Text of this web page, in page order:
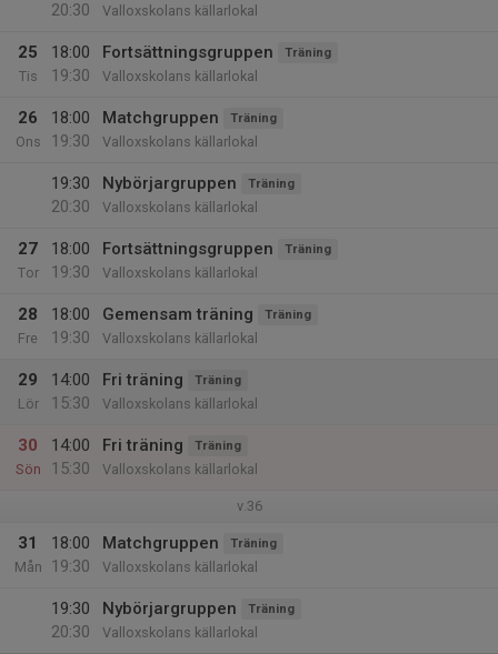
20:30
Valloxskolans källarlokal
25
Tis
18:00
19:30
Fortsättningsgruppen Träning
Valloxskolans källarlokal
26
Ons
18:00
19:30
Matchgruppen Träning
Valloxskolans källarlokal
19:30
20:30
Nybörjargruppen Träning
Valloxskolans källarlokal
27
Tor
18:00
19:30
Fortsättningsgruppen Träning
Valloxskolans källarlokal
28
Fre
18:00
19:30
Gemensam träning Träning
Valloxskolans källarlokal
29
Lör
14:00
15:30
Fri träning Träning
Valloxskolans källarlokal
30
Sön
14:00
15:30
Fri träning Träning
Valloxskolans källarlokal
v.36
31
Mån
18:00
19:30
Matchgruppen Träning
Valloxskolans källarlokal
19:30
20:30
Nybörjargruppen Träning
Valloxskolans källarlokal